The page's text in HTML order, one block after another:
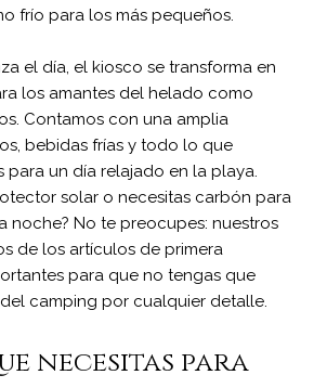
frío para los más pequeños.
el día, el kiosco se transforma en
los amantes del helado como
Contamos con una amplia
bebidas frías y todo lo que
para un día relajado en la playa.
solar o necesitas carbón para
noche? No te preocupes: nuestros
de los artículos de primera
para que no tengas que
camping por cualquier detalle.
necesitas para